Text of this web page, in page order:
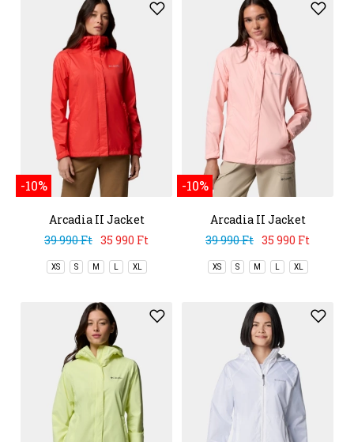
-10%
Arcadia II Jacket
39 990 Ft 35 990 Ft
XS S M L XL
-10%
Arcadia II Jacket
39 990 Ft 35 990 Ft
XS S M L XL